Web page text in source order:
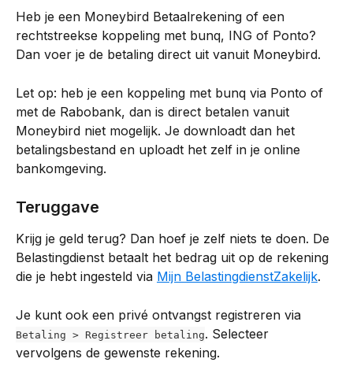
Heb je een Moneybird Betaalrekening of een
rechtstreekse koppeling met bunq, ING of Ponto?
Dan voer je de betaling direct uit vanuit Moneybird.
Let op: heb je een koppeling met bunq via Ponto of
met de Rabobank, dan is direct betalen vanuit
Moneybird niet mogelijk. Je downloadt dan het
betalingsbestand en uploadt het zelf in je online
bankomgeving.
Teruggave
Krijg je geld terug? Dan hoef je zelf niets te doen. De
Belastingdienst betaalt het bedrag uit op de rekening
die je hebt ingesteld via Mijn BelastingdienstZakelijk.
Je kunt ook een privé ontvangst registreren via
Betaling > Registreer betaling. Selecteer
vervolgens de gewenste rekening.